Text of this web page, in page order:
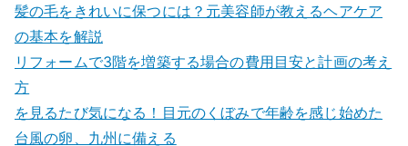
髪の毛をきれいに保つには？元美容師が教えるヘアケア
の基本を解説
リフォームで3階を増築する場合の費用目安と計画の考え
方
を見るたび気になる！目元のくぼみで年齢を感じ始めた
台風の卵、九州に備える